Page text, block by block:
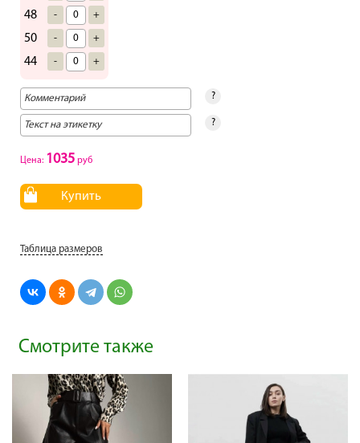
48 - +
50 - +
44 - +
?
?
Цена: 1035 руб
Купить
Таблица размеров
Смотрите также